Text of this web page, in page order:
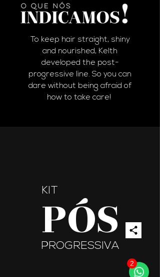
To keep hair straight, shiny
and nourished, Kelth
developed the post-
progressive line. So you can
dare without being afraid of
how to take care!
KIT
PÓS
PROGRESSIVA
2